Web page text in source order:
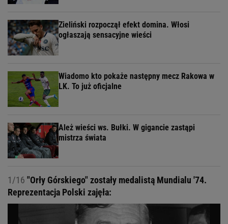
Zieliński rozpoczął efekt domina. Włosi
ogłaszają sensacyjne wieści
Wiadomo kto pokaże następny mecz Rakowa w
LK. To już oficjalne
Ależ wieści ws. Bułki. W gigancie zastąpi
mistrza świata
1/16 "Orły Górskiego" zostały medalistą Mundialu '74.
Reprezentacja Polski zajęła: